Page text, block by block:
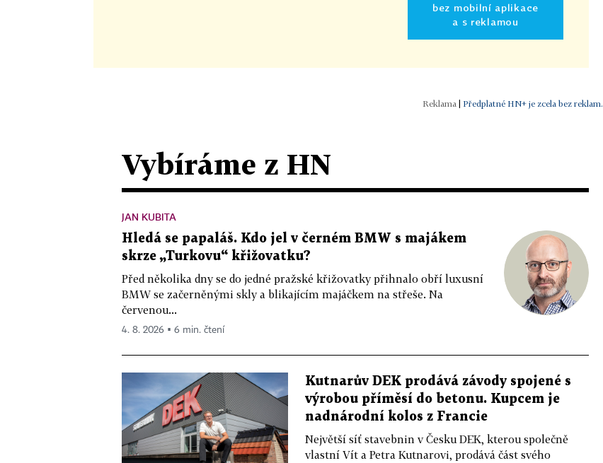
bez mobilní aplikace
a s reklamou
Předplatné HN+ je zcela bez reklam.
Vybíráme z HN
JAN KUBITA
Hledá se papaláš. Kdo jel v černém BMW s majákem
skrze „Turkovu“ křižovatku?
Před několika dny se do jedné pražské křižovatky přihnalo obří luxusní
BMW se začerněnými skly a blikajícím majáčkem na střeše. Na
červenou...
4. 8. 2026 ▪ 6 min. čtení
Kutnarův DEK prodává závody spojené s
výrobou příměsí do betonu. Kupcem je
nadnárodní kolos z Francie
Největší síť stavebnin v Česku DEK, kterou společně
vlastní Vít a Petra Kutnarovi, prodává část svého